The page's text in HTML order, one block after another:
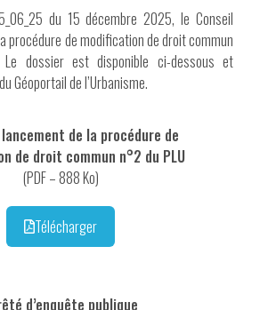
du 15 décembre 2025, le Conseil
procédure de modification de droit commun
Le dossier est disponible ci-dessous et
Géoportail de l’Urbanisme.
de la procédure de
de droit commun n°2 du PLU
(PDF – 888 Ko)
Télécharger
d’enquête publique